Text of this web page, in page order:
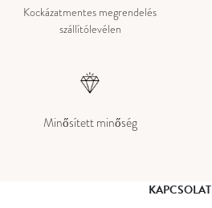
Kockázatmentes megrendelés
szállítólevélen
Minősített minőség
KAPCSOLAT